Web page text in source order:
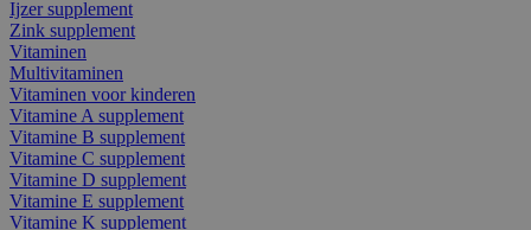
Ijzer supplement
Zink supplement
Vitaminen
Multivitaminen
Vitaminen voor kinderen
Vitamine A supplement
Vitamine B supplement
Vitamine C supplement
Vitamine D supplement
Vitamine E supplement
Vitamine K supplement